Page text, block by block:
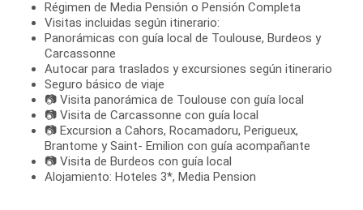
Régimen de Media Pensión o Pensión Completa
Visitas incluidas según itinerario:
Panorámicas con guía local de Toulouse, Burdeos y
Carcassonne
Autocar para traslados y excursiones según itinerario
Seguro básico de viaje
📷 Visita panorámica de Toulouse con guía local
📷 Visita de Carcassonne con guía local
📷 Excursion a Cahors, Rocamadoru, Perigueux,
Brantome y Saint- Emilion con guía acompañante
📷 Visita de Burdeos con guía local
Alojamiento: Hoteles 3*, Media Pension